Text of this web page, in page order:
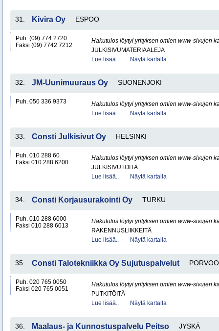
31. Kivira Oy ESPOO
Puh. (09) 774 2720
Faksi (09) 7742 7212
Hakutulos löytyi yrityksen omien www-sivujen
JULKISIVUMATERIAALEJA
Lue lisää..
Näytä kartalla
32. JM-Uunimuuraus Oy SUONENJOKI
Puh. 050 336 9373
Hakutulos löytyi yrityksen omien www-sivujen
Lue lisää..
Näytä kartalla
33. Consti Julkisivut Oy HELSINKI
Puh. 010 288 60
Faksi 010 288 6200
Hakutulos löytyi yrityksen omien www-sivujen
JULKISIVUTÖITÄ
Lue lisää..
Näytä kartalla
34. Consti Korjausurakointi Oy TURKU
Puh. 010 288 6000
Faksi 010 288 6013
Hakutulos löytyi yrityksen omien www-sivujen
RAKENNUSLIIKKEITÄ
Lue lisää..
Näytä kartalla
35. Consti Talotekniikka Oy Sujutuspalvelut PORVOO
Puh. 020 765 0050
Faksi 020 765 0051
Hakutulos löytyi yrityksen omien www-sivujen
PUTKITÖITÄ
Lue lisää..
Näytä kartalla
36. Maalaus- ja Kunnostuspalvelu Peitso JYSKÄ